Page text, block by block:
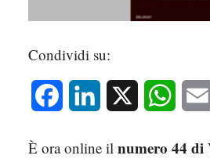
Condividi su:
Facebook LinkedIn
È ora online il numero 44 di